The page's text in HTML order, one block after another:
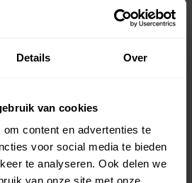
Details Over
van cookies
content en advertenties te
voor social media te bieden
te analyseren. Ook delen we
van onze site met onze
2018 2019